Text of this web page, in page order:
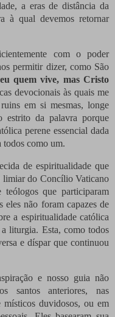
a eras de distância da
à qual devemos retornar
com o poder
permitir dizer, como São
quem vive, mas Cristo
devocionais às quais me
em si mesmas, longe
estrito da palavra porque
perene essencial dada
todos como um.
de espiritualidade que
limiar do Concílio Vaticano
que participaram
eles não foram capazes de
a espiritualidade católica
liturgia. Esta, como todos
e díspar que continuou
e nosso guia não
santos anteriores, nas
místicos duvidosos, ou em